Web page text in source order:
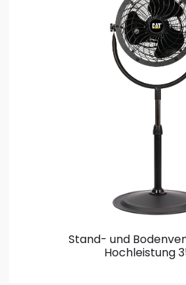
Stand- und
Hochleistung